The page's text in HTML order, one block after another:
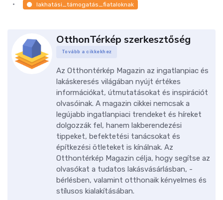
lakhatási_támogatás_fiataloknak
OtthonTérkép szerkesztőség
Tovább a cikkekhez
Az Otthontérkép Magazin az ingatlanpiac és
lakáskeresés világában nyújt értékes
információkat, útmutatásokat és inspirációt
olvasóinak. A magazin cikkei nemcsak a
legújabb ingatlanpiaci trendeket és híreket
dolgozzák fel, hanem lakberendezési
tippeket, befektetési tanácsokat és
építkezési ötleteket is kínálnak. Az
Otthontérkép Magazin célja, hogy segítse az
olvasókat a tudatos lakásvásárlásban, -
bérlésben, valamint otthonaik kényelmes és
stílusos kialakításában.